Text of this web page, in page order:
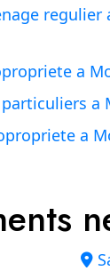
regulier
a
a
a